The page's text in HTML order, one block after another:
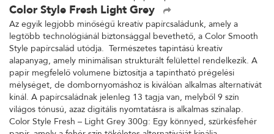
Color Style Fresh Light Grey
Az egyik legjobb minőségű kreatív papírcsaládunk, amely a
legtöbb technológiánál biztonsággal bevethető, a Color Smooth
Style papírcsalád utódja. Természetes tapintású kreatív
alapanyag, amely minimálisan strukturált felülettel rendelkezik. A
papír megfelelő volumene biztosítja a tapintható prégelési
mélységet, de dombornyomáshoz is kiválóan alkalmas alternatívát
kínál. A papírcsaládnak jelenleg 13 tagja van, melyből 9 szín
világos tónusú, azaz digitális nyomtatásra is alkalmas színalap.
Color Style Fresh – Light Grey 300g: Egy könnyed, szürkésfehér